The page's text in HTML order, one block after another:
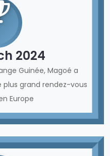
2024
Guinée, Magoé a
grand rendez-vous
Europe